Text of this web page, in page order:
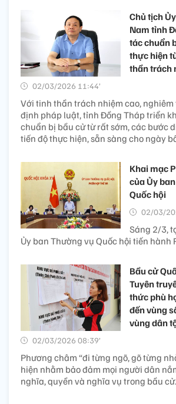
Chủ tịch
Nam tỉnh
tác chuẩn
thực hiện
thần trách
02/03/2026 11:44’
Với tinh thần trách nhiệm cao,
định pháp luật, tỉnh Đồng Tháp triển
chuẩn bị bầu cử từ rất sớm, các bước
tiến độ thực hiện, sẵn sàng cho ngày
Khai mạc
của Ủy
Quốc hội
02/03/
Sáng 2/3,
Ủy ban Thường vụ Quốc hội tiến hành
Bầu cử
Tuyên
thức phù
đến vùng
vùng dân
02/03/2026 08:39’
Phương châm “đi từng ngõ, gõ từng
hiện nhằm bảo đảm mọi người dân
nghĩa, quyền và nghĩa vụ trong bầu cử.